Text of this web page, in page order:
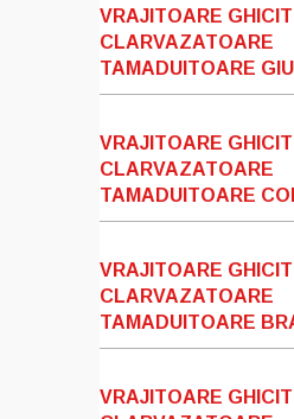
VRAJITOARE
CLARVAZATOARE
TAMADUITOARE
VRAJITOARE
CLARVAZATOARE
TAMADUITOARE
VRAJITOARE
CLARVAZATOARE
TAMADUITOARE
VRAJITOARE